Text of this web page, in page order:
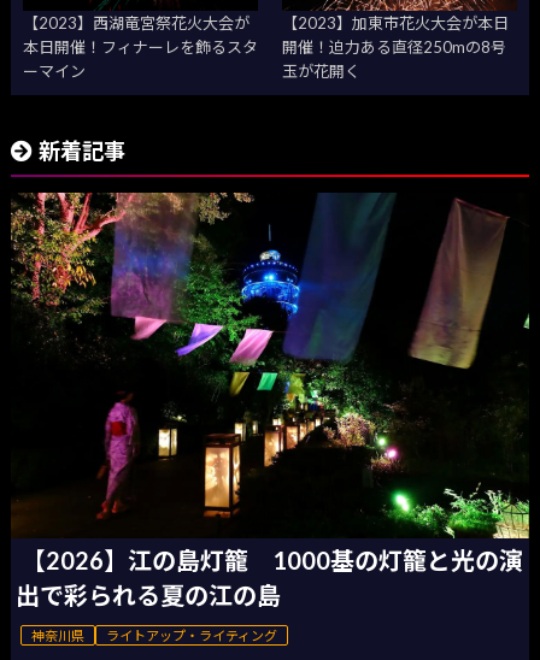
【2023】西湖竜宮祭花火大会が
本日開催！フィナーレを飾るスタ
ーマイン
【2023】加東市花火大会が本日
開催！迫力ある直径250mの8号
玉が花開く
新着記事
【2026】江の島灯籠 1000基の灯籠と光の演
出で彩られる夏の江の島
神奈川県 ライトアップ・ライティング